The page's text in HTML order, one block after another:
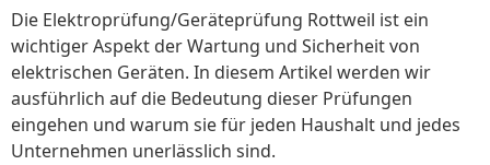
Die Elektroprüfung/Geräteprüfung Rottweil ist ein
wichtiger Aspekt der Wartung und Sicherheit von
elektrischen Geräten. In diesem Artikel werden wir
ausführlich auf die Bedeutung dieser Prüfungen
eingehen und warum sie für jeden Haushalt und jedes
Unternehmen unerlässlich sind.